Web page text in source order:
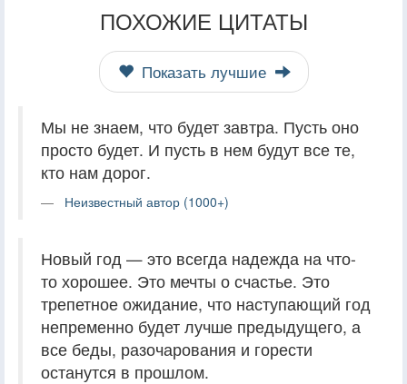
ПОХОЖИЕ ЦИТАТЫ
Показать лучшие
Мы не знаем, что будет завтра. Пусть оно
просто будет. И пусть в нем будут все те,
кто нам дорог.
Неизвестный автор (1000+)
Новый год — это всегда надежда на что-
то хорошее. Это мечты о счастье. Это
трепетное ожидание, что наступающий год
непременно будет лучше предыдущего, а
все беды, разочарования и горести
останутся в прошлом.